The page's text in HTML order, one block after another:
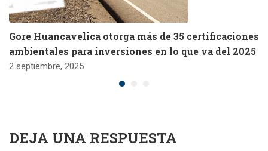
Gore Huancavelica otorga más de 35 certificaciones
ambientales para inversiones en lo que va del 2025
2 septiembre, 2025
DEJA UNA RESPUESTA